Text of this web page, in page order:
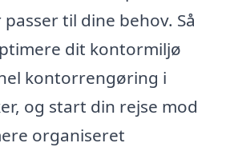
til dine behov. Så
dit kontormiljø
kontorrengøring i
og start din rejse mod
organiseret